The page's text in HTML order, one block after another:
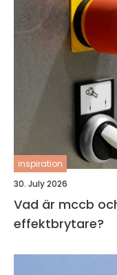
inspiration
30. July 2026
Vad är mccb
effektbrytare?